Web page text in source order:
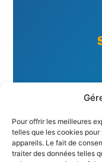
Pour offrir les meilleures
telles que les cookies
appareils. Le fait de
traiter des données telles